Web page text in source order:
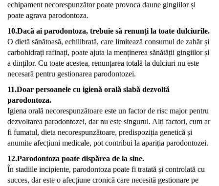
echipament necorespunzător poate provoca daune gingiilor și
poate agrava parodontoza.
10.Dacă ai parodontoza, trebuie să renunți la toate dulciurile.
O dietă sănătoasă, echilibrată, care limitează consumul de zahăr și
carbohidrați rafinați, poate ajuta la menținerea sănătății gingiilor și
a dinților. Cu toate acestea, renunțarea totală la dulciuri nu este
necesară pentru gestionarea parodontozei.
11.Doar persoanele cu igienă orală slabă dezvoltă
parodontoza.
Igiena orală necorespunzătoare este un factor de risc major pentru
dezvoltarea parodontozei, dar nu este singurul. Alți factori, cum ar
fi fumatul, dieta necorespunzătoare, predispoziția genetică și
anumite afecțiuni medicale, pot contribui la apariția parodontozei.
12.Parodontoza poate dispărea de la sine.
În stadiile incipiente, parodontoza poate fi tratată și controlată cu
succes, dar este o afecțiune cronică care necesită gestionare pe